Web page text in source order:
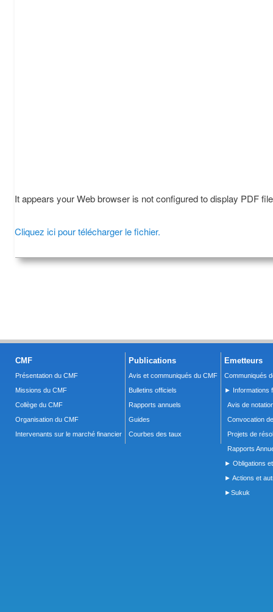
It appears your Web browser is not configured to display PDF
Cliquez ici pour télécharger le fichier.
CMF
Présentation du CMF
Missions du CMF
Collège du CMF
Organisation du CMF
Intervenants sur le marché financier
Publications
Avis et communiqués du CMF
Bulletins officiels
Rapports annuels
Guides
Courbes des taux
Emetteurs
Communiqués
► Informations
Avis de
Convocation
Projets de
Rapports
► Obligations
► Actions et
►Sukuk